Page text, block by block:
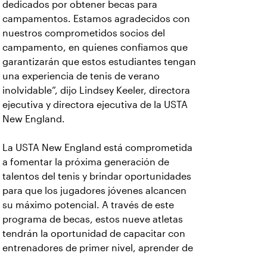
dedicados por obtener becas para
campamentos. Estamos agradecidos con
nuestros comprometidos socios del
campamento, en quienes confiamos que
garantizarán que estos estudiantes tengan
una experiencia de tenis de verano
inolvidable”, dijo Lindsey Keeler, directora
ejecutiva y directora ejecutiva de la USTA
New England.
La USTA New England está comprometida
a fomentar la próxima generación de
talentos del tenis y brindar oportunidades
para que los jugadores jóvenes alcancen
su máximo potencial. A través de este
programa de becas, estos nueve atletas
tendrán la oportunidad de capacitar con
entrenadores de primer nivel, aprender de